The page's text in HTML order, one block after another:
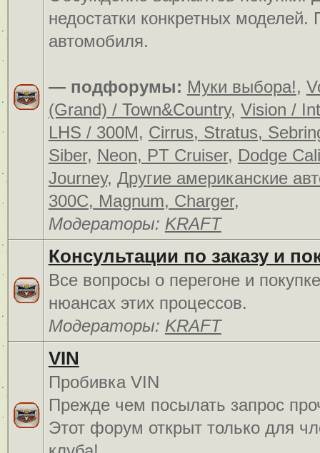
недостатки конкретных
автомобиля.
— подфорумы: Муки выбора!,
(Grand) / Town&Country, Vision /
LHS / 300M, Cirrus, Stratus,
Siber, Neon, PT Cruiser, Dodge
Journey, Другие американские
300C, Magnum, Charger,
Модераторы: KRAFT
Консультации по заказу и
Все вопросы о перегоне и
нюансах этих процессов.
Модераторы: KRAFT
VIN
Пробивка VIN
Прежде чем посылать запрос
Этот форум открыт только для